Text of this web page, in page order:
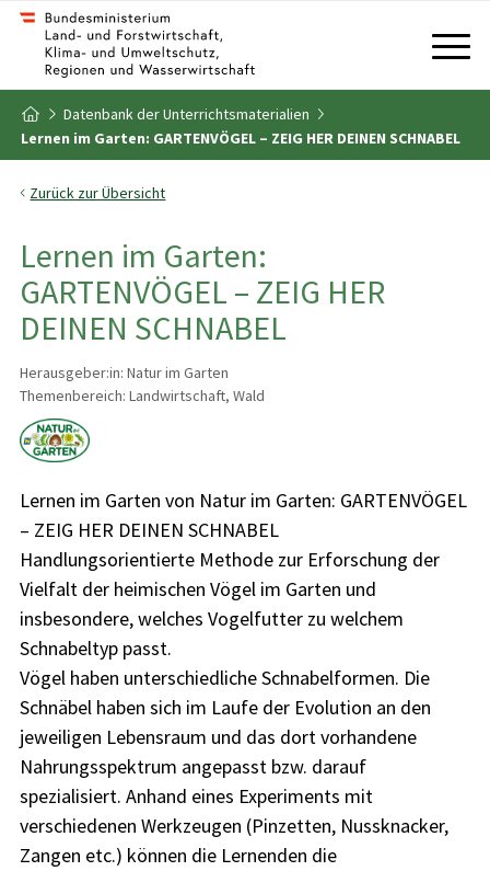
Zum Inhalt
Zum Inhaltsverzeichnis
Zur Startseite
Datenbank der Unterrichtsmaterialien
Lernen im Garten: GARTENVÖGEL – ZEIG HER DEINEN SCHNABEL
Zurück zur Übersicht
Lernen im Garten:
GARTENVÖGEL – ZEIG HER
DEINEN SCHNABEL
Herausgeber:in: Natur im Garten
Themenbereich: Landwirtschaft, Wald
Lernen im Garten von Natur im Garten: GARTENVÖGEL
– ZEIG HER DEINEN SCHNABEL
Handlungsorientierte Methode zur Erforschung der
Vielfalt der heimischen Vögel im Garten und
insbesondere, welches Vogelfutter zu welchem
Schnabeltyp passt.
Vögel haben unterschiedliche Schnabelformen. Die
Schnäbel haben sich im Laufe der Evolution an den
jeweiligen Lebensraum und das dort vorhandene
Nahrungsspektrum angepasst bzw. darauf
spezialisiert. Anhand eines Experiments mit
verschiedenen Werkzeugen (Pinzetten, Nussknacker,
Zangen etc.) können die Lernenden die